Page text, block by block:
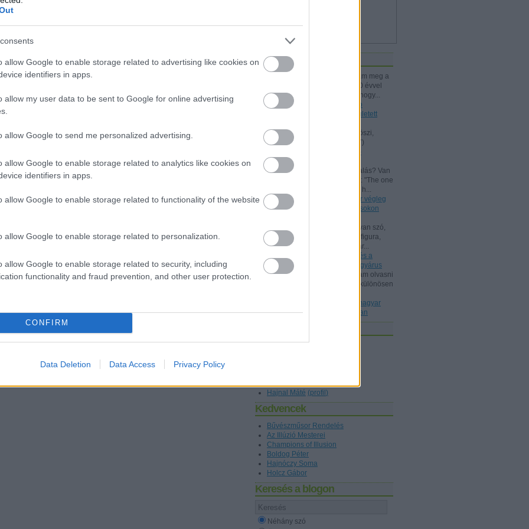
allow Google to enable storage related to advertising like cookies on
identifiers in apps.
allow my user data to be sent to Google for online advertising
allow Google to send me personalized advertising.
allow Google to enable storage related to analytics like cookies on
identifiers in apps.
allow Google to enable storage related to functionality of the website
allow Google to enable storage related to personalization.
allow Google to enable storage related to security, including
functionality and fraud prevention, and other user protection.
CONFIRM
Data Deletion Data Access Privacy Policy
Friss topikok
Nagymamámtól kaptam meg a
25 Kártyatrükköt, amit ő kb. 20 évvel
korábban vehetett. (Jó tudni, hogy...
2024.12.03. 18:24
A Rodolfo
bűvészdobozok - 110 éve született
Kelle Botond:
@Omcsesz: Köszi,
javítottam.
2024.06.18. 10:17)
Beszámoló a bűvész Európa-
bajnokságról - FISM 2024
aang:
@Kelle Botond: És, csalás? Van
tudományos magyarázat erre: "The one
he bent with me peering over h...
2021.07.25. 19:15
Uri Geller végleg
"megtért": bűvészkongresszusokon
Szerintem itt is arról van szó,
hogy egy ennyire kidolgozott figura,
brand esetén fontos, hogy már...
Rodolfo és a
Dunából kimentett kínai gyöngyárus
Shisho: Érdeklődéssel szoktam olvasni
a blogot, ez mint könyvtárost különösen
Az első magyar
nyelvű bűvészkönyv nyomában
Hajnal Máté (profil )
Kedvencek
Bűvészműsor Rendelés
Az Illúzió Mesterei
Champions of Illusion
Boldog Péter
Hajnóczy Soma
Holcz Gábor
Keresés a blogon
Néhány szó